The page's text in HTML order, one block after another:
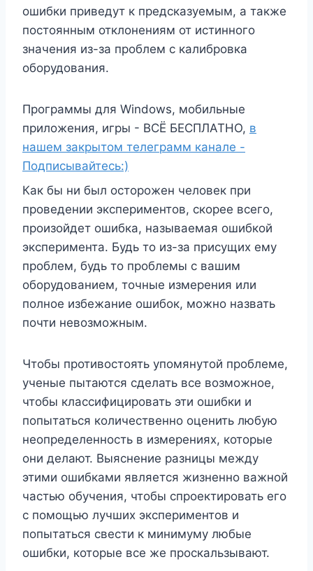
ошибки приведут к предсказуемым, а также
постоянным отклонениям от истинного
значения из-за проблем с калибровка
оборудования.
Программы для Windows, мобильные
приложения, игры - ВСЁ БЕСПЛАТНО, в
нашем закрытом телеграмм канале -
Подписывайтесь:)
Как бы ни был осторожен человек при
проведении экспериментов, скорее всего,
произойдет ошибка, называемая ошибкой
эксперимента. Будь то из-за присущих ему
проблем, будь то проблемы с вашим
оборудованием, точные измерения или
полное избежание ошибок, можно назвать
почти невозможным.
Чтобы противостоять упомянутой проблеме,
ученые пытаются сделать все возможное,
чтобы классифицировать эти ошибки и
попытаться количественно оценить любую
неопределенность в измерениях, которые
они делают. Выяснение разницы между
этими ошибками является жизненно важной
частью обучения, чтобы спроектировать его
с помощью лучших экспериментов и
попытаться свести к минимуму любые
ошибки, которые все же проскальзывают.